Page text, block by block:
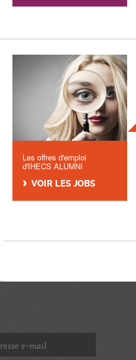
Les offres d'emploi
d'IHECS ALUMNI
VOIR LES JOBS